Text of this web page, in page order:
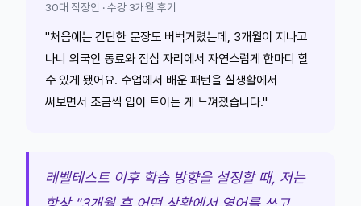
30대 직장인 · 수강 3개월 후기
"처음에는 간단한 문장도 버벅거렸는데, 3개월이 지나고
나니 외국인 동료와 점심 자리에서 자연스럽게 한마디 할
수 있게 됐어요. 수업에서 배운 패턴을 실생활에서
써보면서 조금씩 입이 트이는 게 느껴졌습니다."
레벨테스트 이후 학습 방향을 설정할 때, 저는